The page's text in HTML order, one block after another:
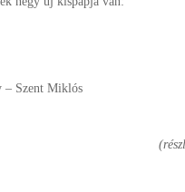
– Szent Miklós